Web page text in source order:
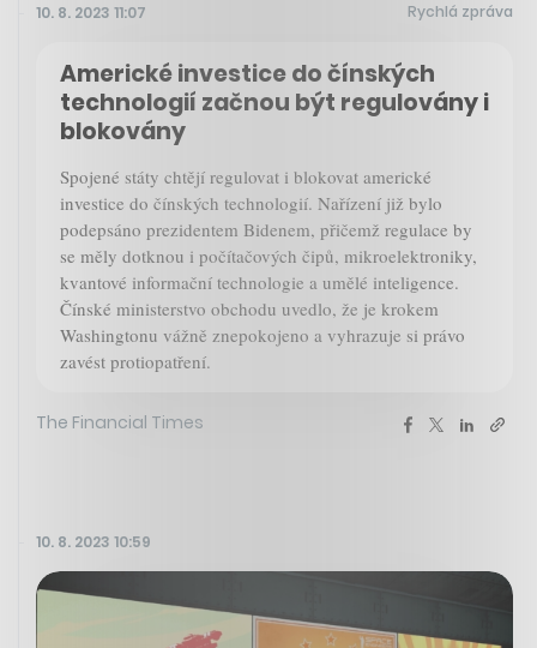
10. 8. 2023 11:07 Rychlá zpráva
Americké investice do čínských
technologií začnou být regulovány i
blokovány
Spojené státy chtějí regulovat i blokovat americké
investice do čínských technologií. Nařízení již bylo
podepsáno prezidentem Bidenem, přičemž regulace by
se měly dotknou i počítačových čipů, mikroelektroniky,
kvantové informační technologie a umělé inteligence.
Čínské ministerstvo obchodu uvedlo, že je krokem
Washingtonu vážně znepokojeno a vyhrazuje si právo
zavést protiopatření.
The Financial Times
10. 8. 2023 10:59